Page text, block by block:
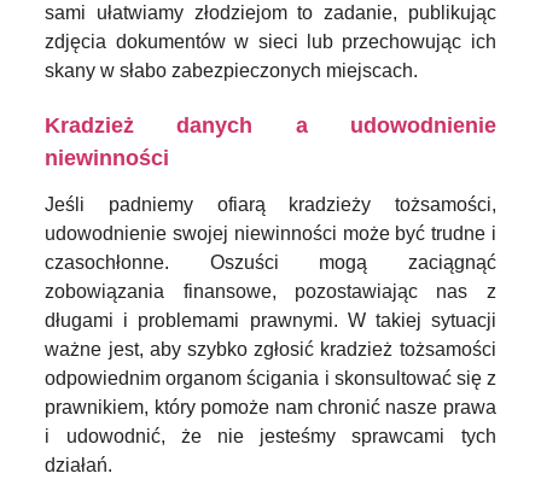
sami ułatwiamy złodziejom to zadanie, publikując
zdjęcia dokumentów w sieci lub przechowując ich
skany w słabo zabezpieczonych miejscach.
Kradzież danych a udowodnienie
niewinności
Jeśli padniemy ofiarą kradzieży tożsamości,
udowodnienie swojej niewinności może być trudne i
czasochłonne. Oszuści mogą zaciągnąć
zobowiązania finansowe, pozostawiając nas z
długami i problemami prawnymi. W takiej sytuacji
ważne jest, aby szybko zgłosić kradzież tożsamości
odpowiednim organom ścigania i skonsultować się z
prawnikiem, który pomoże nam chronić nasze prawa
i udowodnić, że nie jesteśmy sprawcami tych
działań.